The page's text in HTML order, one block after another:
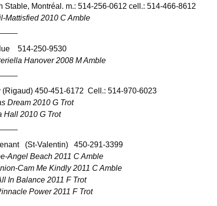
Stable, Montréal. m.: 514-256-0612 cell.: 514-466-8612
Mattisfied 2010 C Amble
514-250-9530
Hanover 2008 M Amble
(Rigaud) 450-451-6172 Cell.: 514-970-6023
Dream 2010 G Trot
Hall 2010 G Trot
(St-Valentin)
450-291-3399
Angel Beach 2011 C Amble
Cam Me Kindly 2011 C Amble
In Balance 2011 F Trot
Power 2011 F Trot